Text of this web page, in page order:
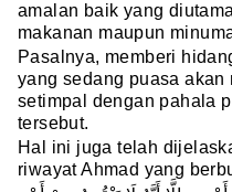
amalan baik yang
makanan maupun
Pasalnya, memberi
yang sedang puasa
setimpal dengan pahala
tersebut.
Hal ini juga telah
riwayat Ahmad yang